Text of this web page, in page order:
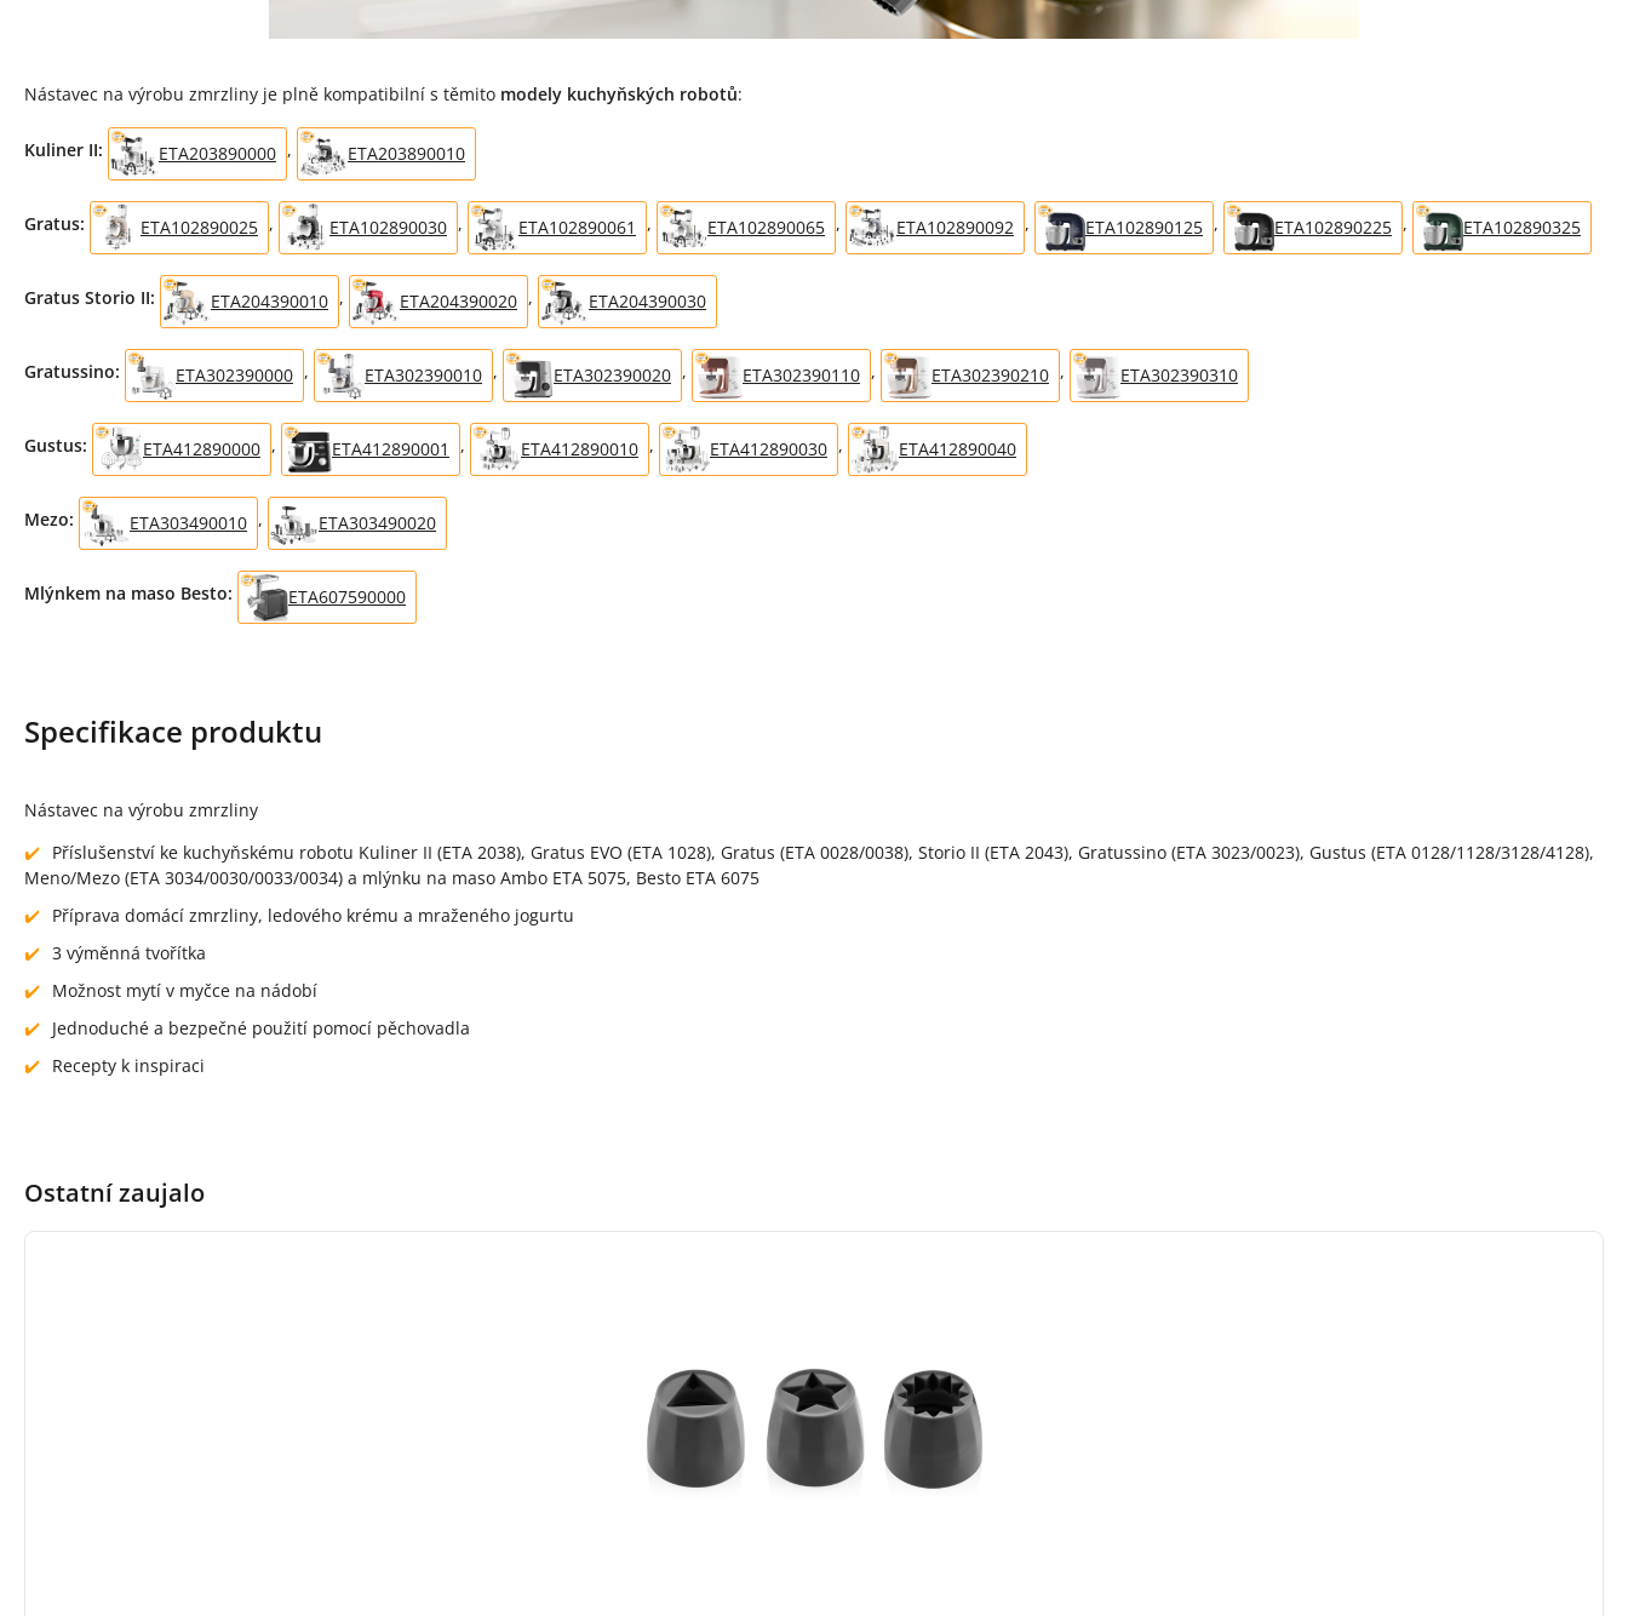
Nástavec na výrobu zmrzliny je plně kompatibilní s těmito modely kuchyňských robotů:
Kuliner II: ETA203890000 , ETA203890010
Gratus: ETA102890025 , ETA102890030 , ETA102890061 , ETA102890065 , ETA102890092 , ETA102890125 , ETA102890225 , ETA102890325
Gratus Storio II: ETA204390010 , ETA204390020 , ETA204390030
Gratussino: ETA302390000 , ETA302390010 , ETA302390020 , ETA302390110 , ETA302390210 , ETA302390310
Gustus: ETA412890000 , ETA412890001 , ETA412890010 , ETA412890030 , ETA412890040
Mezo: ETA303490010 , ETA303490020
Mlýnkem na maso Besto: ETA607590000
Specifikace produktu
Nástavec na výrobu zmrzliny
Příslušenství ke kuchyňskému robotu Kuliner II (ETA 2038), Gratus EVO (ETA 1028), Gratus (ETA 0028/0038), Storio II (ETA 2043), Gratussino (ETA 3023/0023), Gustus (ETA 0128/1128/3128/4128),
Meno/Mezo (ETA 3034/0030/0033/0034) a mlýnku na maso Ambo ETA 5075, Besto ETA 6075
Příprava domácí zmrzliny, ledového krému a mraženého jogurtu
3 výměnná tvořítka
Možnost mytí v myčce na nádobí
Jednoduché a bezpečné použití pomocí pěchovadla
Recepty k inspiraci
Ostatní zaujalo